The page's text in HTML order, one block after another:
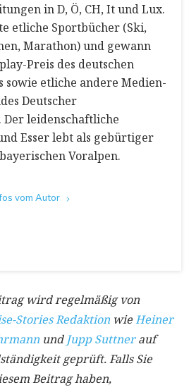
in D, Ö, CH, It und Lux.
etliche Sportbücher (Ski,
Marathon) und gewann
Preis des deutschen
sowie etliche andere Medien-
Deutscher
leidenschaftliche
Esser lebt als gebürtiger
Voralpen.
vom Autor
wird regelmäßig von
Stories Redaktion wieHeiner
und Jupp Suttnerauf
geprüft. Falls Sie
Beitrag haben,